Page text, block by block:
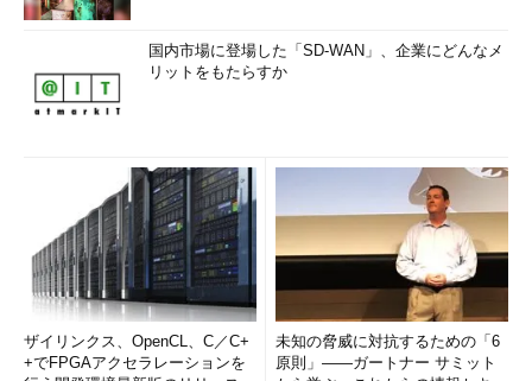
国内市場に登場した「SD-WAN」、企業にどんなメ
リットをもたらすか
ザイリンクス、OpenCL、C／C+
+でFPGAアクセラレーションを
未知の脅威に対抗するための「6
原則」――ガートナー サミット